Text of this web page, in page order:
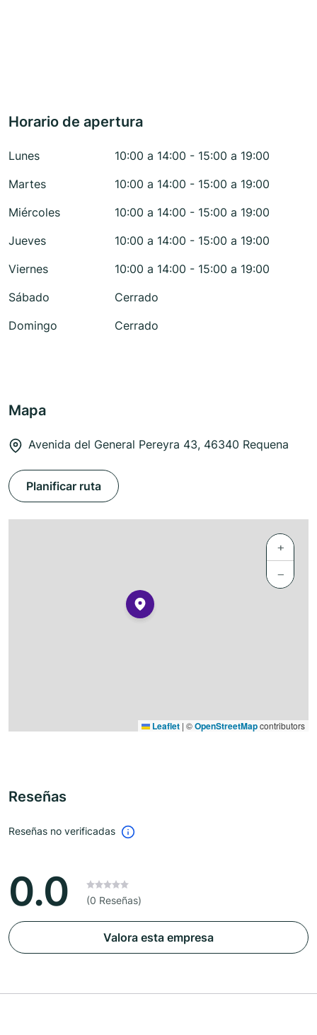
Horario de apertura
Lunes
10:00 a 14:00 - 15:00 a 19:00
Martes
10:00 a 14:00 - 15:00 a 19:00
Miércoles
10:00 a 14:00 - 15:00 a 19:00
Jueves
10:00 a 14:00 - 15:00 a 19:00
Viernes
10:00 a 14:00 - 15:00 a 19:00
Sábado
Cerrado
Domingo
Cerrado
Mapa
Avenida del General Pereyra 43, 46340 Requena
Planificar ruta
+
−
Leaflet | ©OpenStreetMapcontributors
Reseñas
Reseñas no verificadas
0.0 (0 Reseñas)
Valora esta empresa